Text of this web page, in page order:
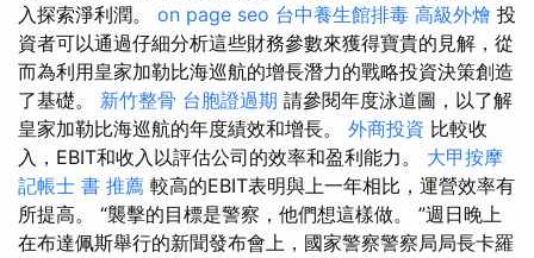
入探索淨利潤。 on page seo 台中養生館排毒 高級外燴 投
資者可以通過仔細分析這些財務參數來獲得寶貴的見解，從
而為利用皇家加勒比海巡航的增長潛力的戰略投資決策創造
了基礎。 新竹整骨 台胞證過期 請參閱年度泳道圖，以了解
皇家加勒比海巡航的年度績效和增長。 外商投資 比較收
入，EBIT和收入以評估公司的效率和盈利能力。 大甲按摩
記帳士 書 推薦 較高的EBIT表明與上一年相比，運營效率有
所提高。 “襲擊的目標是警察，他們想這樣做。 ”週日晚上
在布達佩斯舉行的新聞發布會上，國家警察警察局局長卡羅